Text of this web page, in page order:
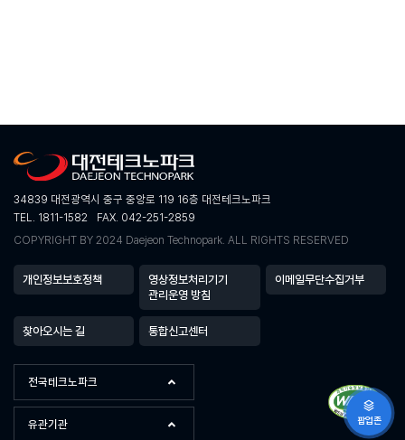
34839 대전광역시 중구 중앙로 119 16층 대전테크노파크
TEL. 1811-1582
FAX. 042-251-2859
COPYRIGHT BY 2024 Daejeon Technopark. ALL RIGHTS RESERVED
전국테크노파크
유관기관
개인정보보호정책
영상정보처리기기
관리운영 방침
이메일무단수집거부
찾아오시는 길 통합신고센터
팝업존